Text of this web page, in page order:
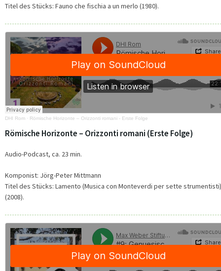
Titel des Stücks: Fauno che fischia a un merlo (1980).
DHI Rom · Römische Horizonte – Orizzonti romani - Erste Folge
Römische Horizonte – Orizzonti romani (Erste Folge)
Audio-Podcast, ca. 23 min.
Komponist: Jörg-Peter Mittmann
Titel des Stücks: Lamento (Musica con Monteverdi per sette strumentisti)
(2008).